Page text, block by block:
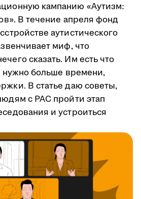
кампанию «Аутизм:
В течение апреля фонд
аутистического
миф, что
сказать. Им есть что
нужно больше времени,
В статье даю советы,
с РАС пройти этап
и устроиться